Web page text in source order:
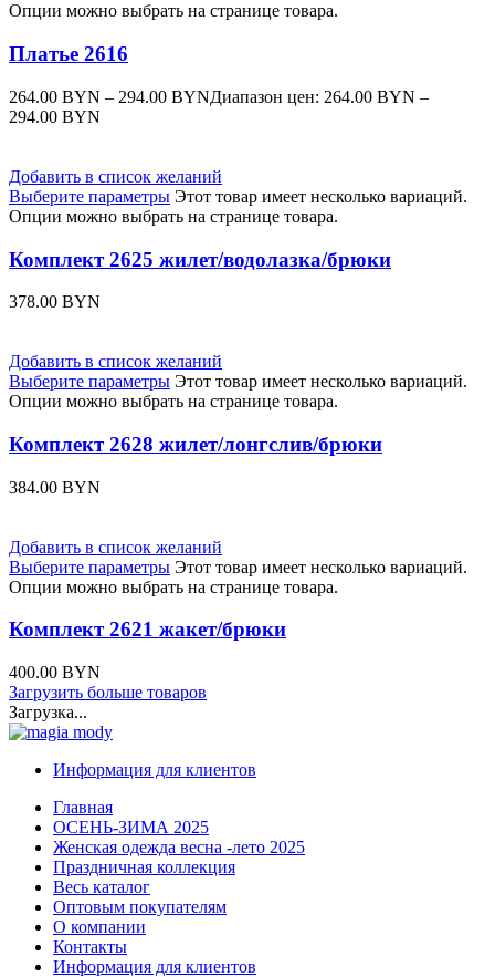
Опции можно выбрать на странице товара.
Платье 2616
264.00 BYN – 294.00 BYNДиапазон цен: 264.00 BYN –
294.00 BYN
Добавить в список желаний
Выберите параметры Этот товар имеет несколько вариаций.
Опции можно выбрать на странице товара.
Комплект 2625 жилет/водолазка/брюки
378.00 BYN
Добавить в список желаний
Выберите параметры Этот товар имеет несколько вариаций.
Опции можно выбрать на странице товара.
Комплект 2628 жилет/лонгслив/брюки
384.00 BYN
Добавить в список желаний
Выберите параметры Этот товар имеет несколько вариаций.
Опции можно выбрать на странице товара.
Комплект 2621 жакет/брюки
400.00 BYN
Загрузить больше товаров
Загрузка...
Информация для клиентов
Главная
ОСЕНЬ-ЗИМА 2025
Женская одежда весна -лето 2025
Праздничная коллекция
Весь каталог
Оптовым покупателям
О компании
Контакты
Информация для клиентов